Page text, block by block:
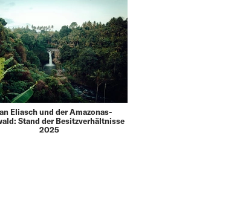
Eliasch und der Amazonas-
Stand der Besitzverhältnisse
2025